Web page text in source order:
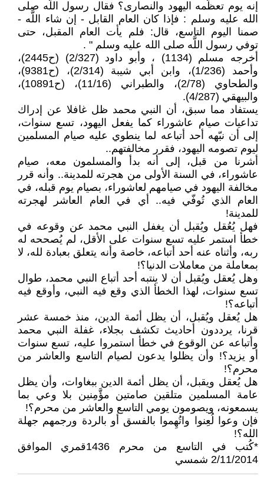
إنه يوم تعظّمه اليهود والنصارى؟ فقال رسول اللَّه صلى
الله عليه وسلم : فإذا كان العام القابل - إن شاء اللَّه -
صمنا اليوم التاسع، قال: فلم يأت العام المقبل، حتى
توفي رسول اللَّه صلى الله عليه وسلم " .
أخرجه مسلم (1134) ، وأبو داود (2/327) (ح2445)،
وأحمد (1/236)، وابن أبي شيبة (2/314)، (ح9381)،
والطحاوي (2/78)، والطبراني (11/16)، (ح10891)،
والبيهقي (4/287).
يستفاد مما سبق، أن النبي محمد ظل غافلا عن إدراك
تداعيات صيام عاشوراء كما يفعل اليهود، تسع سنوات،
إلى أن نبّهه أحد أتباعه لما ينطوي عليه صيام المسلمين
ليوم تصومه اليهود، فقرر مخالفتهم..
أشرنا من قبل، إلى أنه بدأ والمسلمون معه، صيام
عاشوراء، في السنة الأولى من هجرته للمدينة.. وأنه قرر
مخالفة اليهود في صيامهم لعاشوراء، بصيام يوم قبله، في
العام الذي تُوفّي فيه.. أي في العام العاشر لهجرته
للمدينة!
فهل يُعُقل ويُقبل أن يغفل النبي محمد عن وقوعه في
خطأ استمر عليه تسع سنوات على الأقل، لم يُصححه له
ربه، وأثناه عنه أحد أتباعه، خاصة وأنه يتعلق بعبادة لله، لا
بمعاملة من معاملات الدنيا؟!
وهل يُعقل ويُقبل أن لا ينتبه أحد أتباع النبي محمد، طوال
تسع سنوات، لهذا الخطأ الذي وقع فيه النبي، وأوقع فيه
أتباعه؟!
هل يُعقل ويُقبل، أن يظل أئمة الدين، منذ خمسة عشر
قرنا، يرددون أحاديث تكشف بجلاء، غفلة النبي محمد
وأتباعه عن الوقوع في خطأ استمروا عليه، تسع سنوات
أو يزيد؟! وأن يظلوا يدعون لصيام التاسع والعاشر من
محرم؟!
هل يُعقل ويقبل، أن يظل أئمة الدين ببغاوات، وأن يظل
عامة المسلمين متلقين صامتين مؤَّمِنين بلا وعي بما
يسمعونه، ويصومون يومي التاسع والعاشر من محرم؟!
فإن وعوا لُعِنوا واتُهِموا بالفسق أو بالردة ورجمهم جهلة
الله؟!
*كُتب في التاسع من محرم 1436قمري الموافق
2/11/2014 شمسي